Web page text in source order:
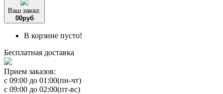
Ваш заказ:
00руб
В корзине пусто!
Бесплатная доставка
Прием заказов:
c 09:00 до 01:00(пн-чт)
c 09:00 до 02:00(пт-вс)